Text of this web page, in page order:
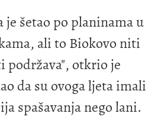
je šetao po planinama u
ali to Biokovo niti
otkrio je
da su ovoga ljeta imali
spašavanja nego lani.